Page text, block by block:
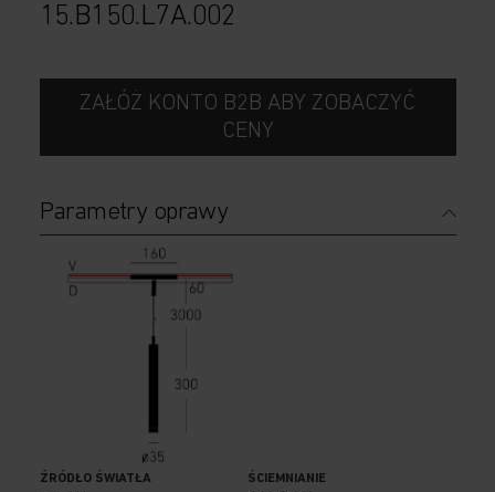
15.B150.L7A.002
ZAŁÓŻ KONTO B2B ABY ZOBACZYĆ
CENY
Parametry oprawy
ŹRÓDŁO ŚWIATŁA ŚCIEMNIANIE